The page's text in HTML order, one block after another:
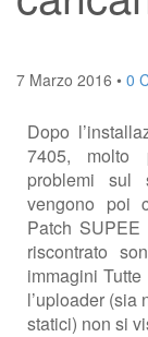
7 Marzo 2016 • 0
Dopo
7405, molto
problemi sul
vengono poi
Patch
riscontrato
immagini
l’uploader (sia
statici) non si